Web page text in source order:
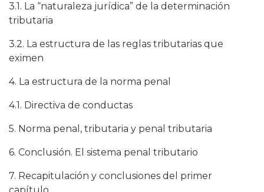
3.1. La “naturaleza jurídica” de la determinación
tributaria
3.2. La estructura de las reglas tributarias que
eximen
4. La estructura de la norma penal
4.1. Directiva de conductas
5. Norma penal, tributaria y penal tributaria
6. Conclusión. El sistema penal tributario
7. Recapitulación y conclusiones del primer